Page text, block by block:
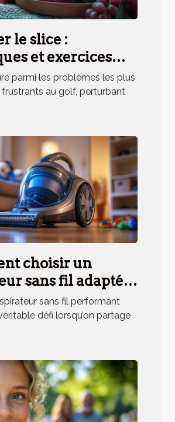
le slice :
et exercices
parmi les problèmes les plus
au golf, perturbant
choisir un
sans fil adapté
des ménages
?
sans fil performant
défi lorsqu’on partage